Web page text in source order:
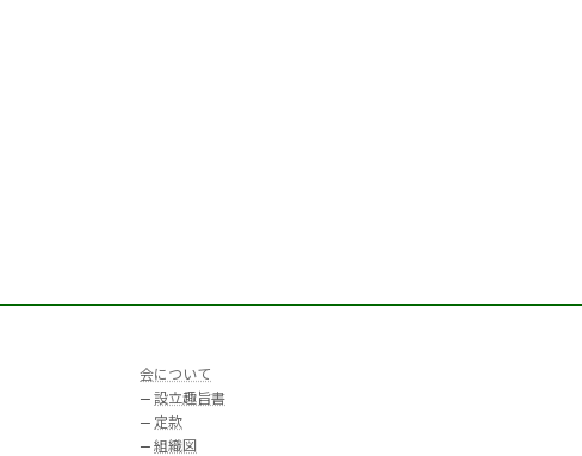
会について
— 設立趣旨書
— 定款
— 組織図